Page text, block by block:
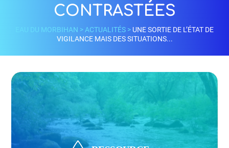
CONTRASTÉES
EAU DU MORBIHAN > ACTUALITÉS > UNE SORTIE DE L’ÉTAT DE
VIGILANCE MAIS DES SITUATIONS...